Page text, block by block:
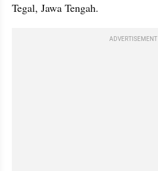
Tegal, Jawa Tengah.
ADVERTISEMENT